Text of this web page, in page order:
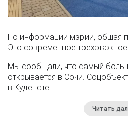
По информации мэрии, общая
Это современное трехэтажное
Мы сообщали, что самый
открывается в Сочи.
в Кудепсте.
Читать